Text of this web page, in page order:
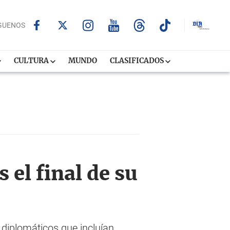
CULTURA MUNDO CLASIFICADOS
el final de su